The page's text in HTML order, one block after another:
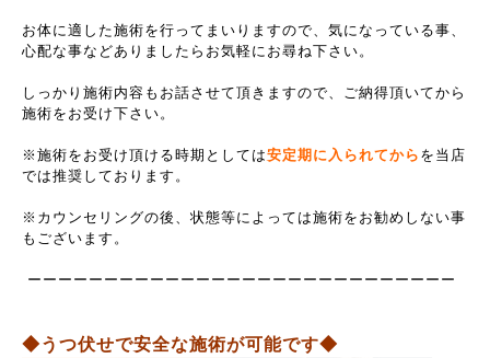
お体に適した施術を行ってまいりますので、気になっている事、
心配な事などありましたらお気軽にお尋ね下さい。
しっかり施術内容もお話させて頂きますので、ご納得頂いてから
施術をお受け下さい。
※施術をお受け頂ける時期としては安定期に入られてから を当店
では推奨しております。
※カウンセリングの後、状態等によっては施術をお勧めしない事
もございます。
ーーーーーーーーーーーーーーーーーーーーーーーーーーーー
◆うつ伏せで安全な施術が可能です◆